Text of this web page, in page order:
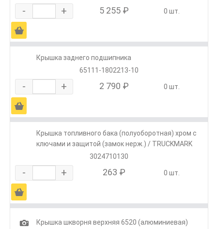
- + 5 255 ₽ 0 шт.
Ä
Крышка заднего подшипника
65111-1802213-10
- + 2 790 ₽ 0 шт.
Ä
Крышка топливного бака (полуоборотная) хром с
ключами и защитой (замок нерж.) / TRUCKMARK
3024710130
- + 263 ₽ 0 шт.
Ä
1
Крышка шкворня верхняя 6520 (алюминиевая)